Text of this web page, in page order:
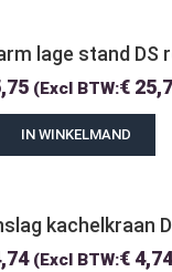
lage stand DS
(Excl BTW:€
IN WINKELMAND
kachelkraan
(Excl BTW:€4,74